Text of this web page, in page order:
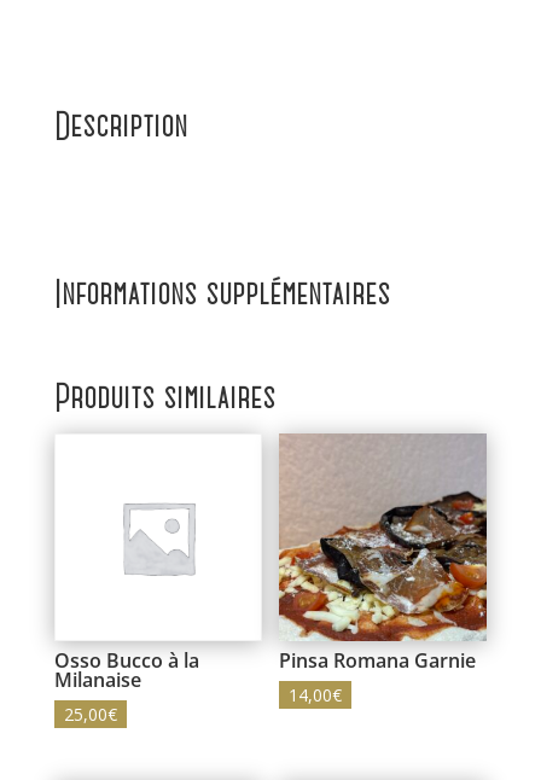
Description
Informations supplémentaires
Produits similaires
Osso Bucco à la
Milanaise
25,00€
Pinsa Romana Garnie
14,00€